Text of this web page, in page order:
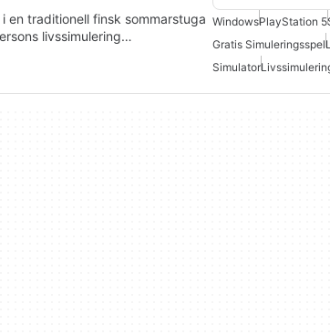
en traditionell finsk sommarstuga
livssimulering…
WindowsPlayStation 5
Gratis Simuleringsspel
Simulator